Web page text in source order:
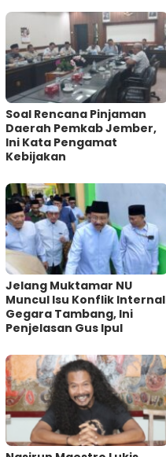
‎Soal Rencana Pinjaman
Daerah Pemkab Jember,
Ini Kata Pengamat
Kebijakan ‎
Jelang Muktamar NU
Muncul Isu Konflik Internal
Gegara Tambang, Ini
Penjelasan Gus Ipul